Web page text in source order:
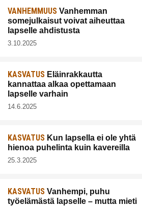
VANHEMMUUS Vanhemman
somejulkaisut voivat aiheuttaa
lapselle ahdistusta
3.10.2025
KASVATUS Eläinrakkautta
kannattaa alkaa opettamaan
lapselle varhain
14.6.2025
KASVATUS Kun lapsella ei ole yhtä
hienoa puhelinta kuin kavereilla
25.3.2025
KASVATUS Vanhempi, puhu
työelämästä lapselle – mutta mieti